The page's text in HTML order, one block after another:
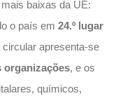
baixas da UE:
o país em24.º lugar
apresenta-se
organizações, e os
químicos,